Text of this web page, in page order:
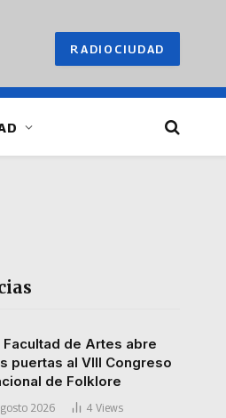
RADIOCIUDAD
Facultad de Artes abre
puertas al VIII Congreso
de Folklore
2026 4 Views